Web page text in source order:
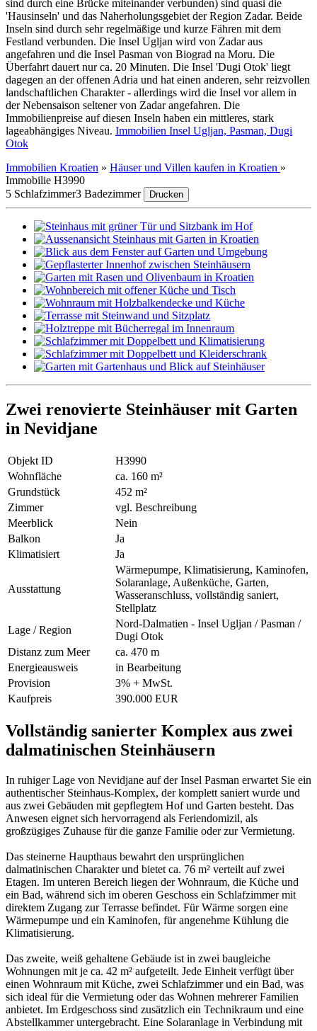
sind durch eine Brücke miteinander verbunden) sind quasi die
'Hausinseln' und das Naherholungsgebiet der Region Zadar. Beide
Inseln sind durch sehr regelmäßige und kurze Fähren mit dem
Festland verbunden. Die Insel Ugljan wird von Zadar aus
angefahren und die Insel Pasman von Biograd na Moru. Die
Überfahrt dauert nur ca. 20 Minuten. Die Insel 'Dugi Otok' liegt
dagegen an der offenen Adria und hat einen anderen, sehr reizvollen
landschaftlichen Charakter - allerdings wird die Insel vor allem in
der Nebensaison seltener von Zadar angefahren. Die
Immobilienpreise auf diesen Inseln haben ein mittleres, stark
lageabhängiges Niveau. Immobilien Insel Ugljan, Pasman, Dugi
Otok
Immobilien Kroatien » Häuser und Villen kaufen in Kroatien »
Immobilie H3990
5 Schlafzimmer3 Badezimmer Drucken
Zwei renovierte Steinhäuser mit Garten
in Nevidjane
Objekt ID
H3990
Wohnfläche
ca. 160 m²
Grundstück
452 m²
Zimmer
vgl. Beschreibung
Meerblick
Nein
Balkon
Ja
Klimatisiert
Ja
Ausstattung
Wärmepumpe, Klimatisierung, Kaminofen,
Solaranlage, Außenküche, Garten,
Wasseranschluss, vollständig saniert,
Stellplatz
Lage / Region
Nord-Dalmatien - Insel Ugljan / Pasman /
Dugi Otok
Distanz zum Meer
ca. 470 m
Energieausweis
in Bearbeitung
Provision
3% + MwSt.
Kaufpreis
390.000 EUR
Vollständig sanierter Komplex aus zwei
dalmatinischen Steinhäusern
In ruhiger Lage von Nevidjane auf der Insel Pasman erwartet Sie ein
authentischer Steinhaus-Komplex, der komplett saniert wurde und
aus zwei Gebäuden mit gepflegtem Hof und Garten besteht. Das
Anwesen eignet sich hervorragend als Feriendomizil, als
großzügiges Zuhause für die ganze Familie oder zur Vermietung.
Das steinerne Haupthaus bewahrt den ursprünglichen
dalmatinischen Charakter und bietet ca. 76 m² verteilt auf zwei
Etagen. Im unteren Bereich liegen der Wohnraum, die Küche und
ein Bad, während sich im oberen Geschoss ein Schlafzimmer mit
direktem Zugang zur Terrasse befindet. Für Wärme sorgen eine
Wärmepumpe und ein Kaminofen, für angenehme Kühlung die
Klimatisierung.
Das zweite, weiß gehaltene Gebäude ist in zwei baugleiche
Wohnungen mit je ca. 42 m² aufgeteilt. Jede Einheit verfügt über
einen Wohnraum mit Küche, zwei Schlafzimmer und ein Bad, was
sich ideal für die Vermietung oder das Wohnen mehrerer Familien
anbietet. Im Erdgeschoss sind zusätzlich ein Technikraum und eine
Abstellkammer untergebracht. Eine Solaranlage in Verbindung mit